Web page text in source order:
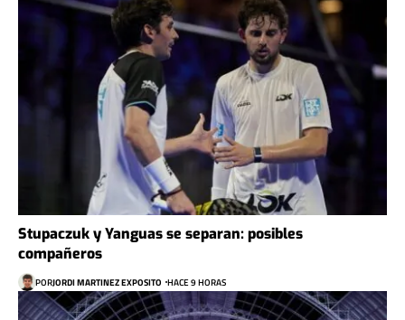
Stupaczuk y Yanguas se separan: posibles
compañeros
PORJORDI MARTINEZ EXPOSITO HACE 9 HORAS